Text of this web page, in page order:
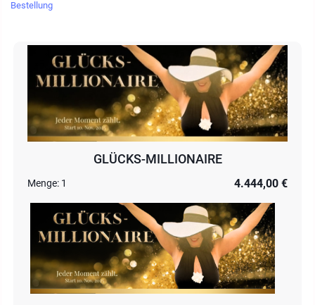
Bestellung
GLÜCKS-MILLIONAIRE
Menge: 1 4.444,00 €